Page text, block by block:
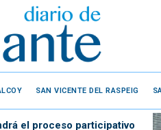
SAN VICENTE DEL RASPEIG
el proceso participativo